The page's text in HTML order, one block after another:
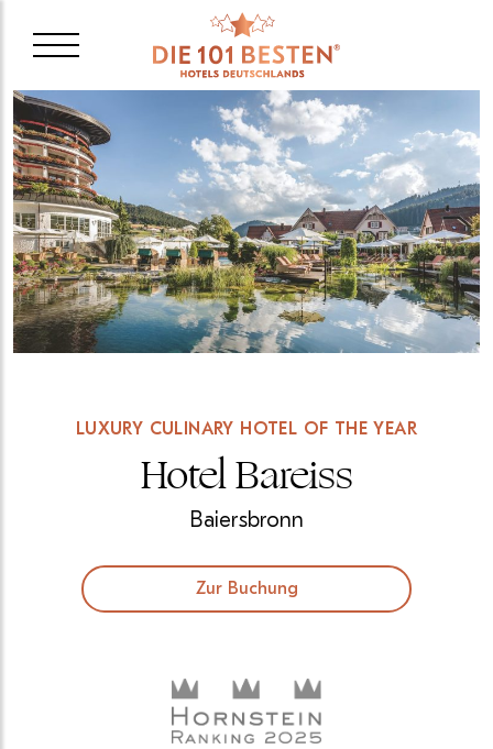
LUXURY CULINARY HOTEL OF THE YEAR
Hotel Bareiss
Baiersbronn
Zur Buchung